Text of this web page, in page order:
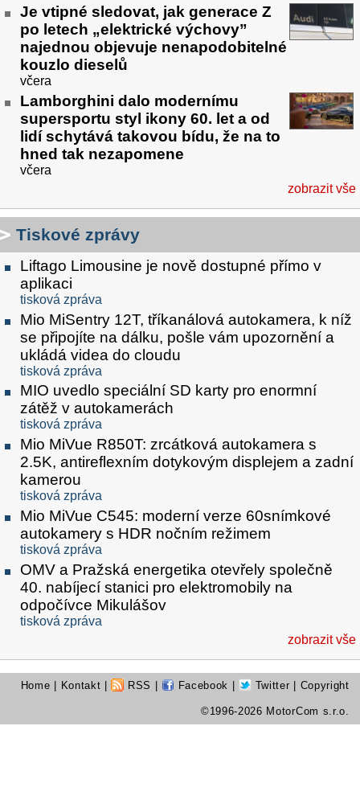
Je vtipné sledovat, jak generace Z
po letech „elektrické výchovy”
najednou objevuje nenapodobitelné
kouzlo dieselů
včera
Lamborghini dalo modernímu
supersportu styl ikony 60. let a od
lidí schytává takovou bídu, že na to
hned tak nezapomene
včera
zobrazit vše
Tiskové zprávy
Liftago Limousine je nově dostupné přímo v
aplikaci
tisková zpráva
Mio MiSentry 12T, tříkanálová autokamera, k níž
se připojíte na dálku, pošle vám upozornění a
ukládá videa do cloudu
tisková zpráva
MIO uvedlo speciální SD karty pro enormní
zátěž v autokamerách
tisková zpráva
Mio MiVue R850T: zrcátková autokamera s
2.5K, antireflexním dotykovým displejem a zadní
kamerou
tisková zpráva
Mio MiVue C545: moderní verze 60snímkové
autokamery s HDR nočním režimem
tisková zpráva
OMV a Pražská energetika otevřely společně
40. nabíjecí stanici pro elektromobily na
odpočívce Mikulášov
tisková zpráva
zobrazit vše
Home | Kontakt | RSS | Facebook | Twitter | Copyright
©1996-2026 MotorCom s.r.o.